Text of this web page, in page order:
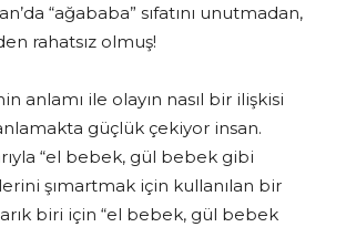
“ağababa” sıfatını unutmadan,
rahatsız olmuş!
anlamı ile olayın nasıl bir ilişkisi
güçlük çekiyor insan.
“el bebek, gül bebek gibi
şımartmak için kullanılan bir
biri için “el bebek, gül bebek